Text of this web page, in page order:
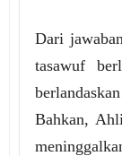
Dari
tasawuf
Bahkan,